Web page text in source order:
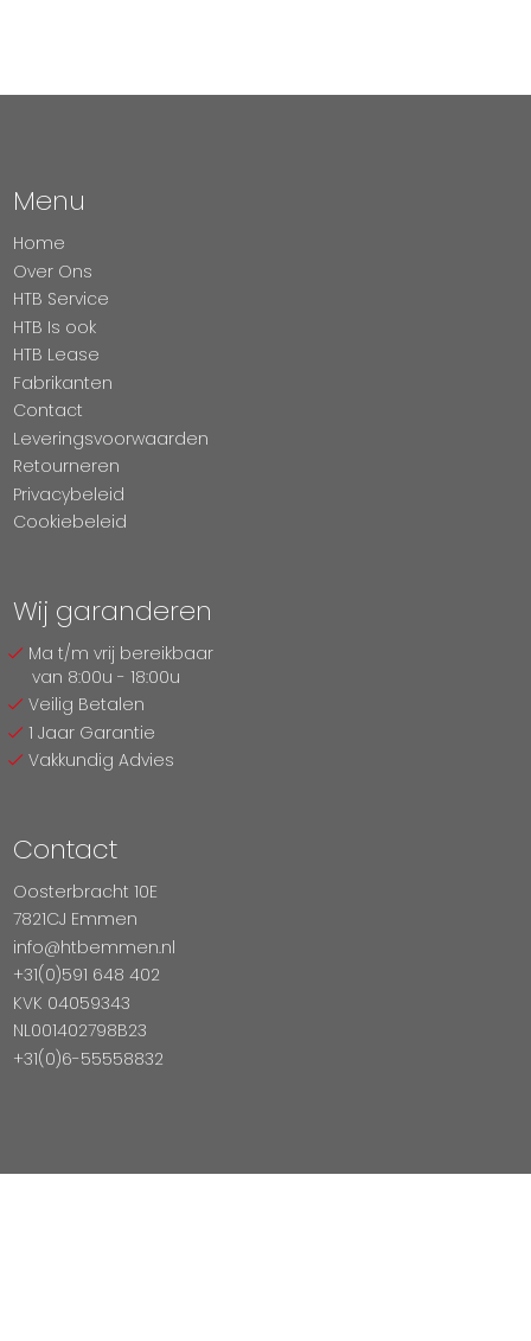
Menu
Home
Over Ons
HTB Service
HTB Is ook
HTB Lease
Fabrikanten
Contact
Leveringsvoorwaarden
Retourneren
Privacybeleid
Cookiebeleid
Wij garanderen
Ma t/m vrij bereikbaar
van 8:00u - 18:00u
Veilig Betalen
1 Jaar Garantie
Vakkundig Advies
Contact
Oosterbracht 10E
7821CJ Emmen
info@htbemmen.nl
+31(0)591 648 402
KVK 04059343
NL001402798B23
+31(0)6-55558832